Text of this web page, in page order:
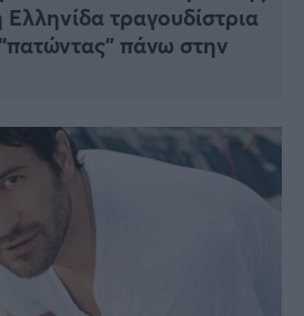
τραγουδίστρια
πάνω στην